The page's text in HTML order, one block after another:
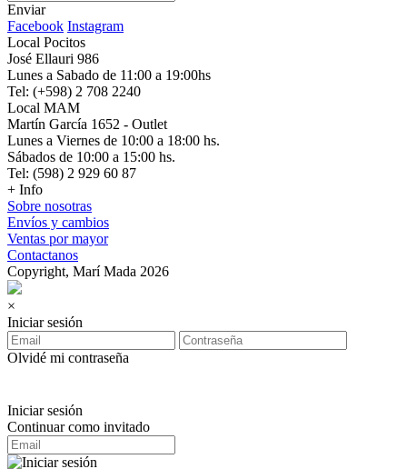
Enviar
Facebook Instagram
Local Pocitos
José Ellauri 986
Lunes a Sabado de 11:00 a 19:00hs
Tel: (+598) 2 708 2240
Local MAM
Martín García 1652 - Outlet
Lunes a Viernes de 10:00 a 18:00 hs.
Sábados de 10:00 a 15:00 hs.
Tel: (598) 2 929 60 87
+ Info
Sobre nosotras
Envíos y cambios
Ventas por mayor
Contactanos
Copyright, Marí Mada 2026
×
Iniciar sesión
Olvidé mi contraseña
Iniciar sesión
Continuar como invitado